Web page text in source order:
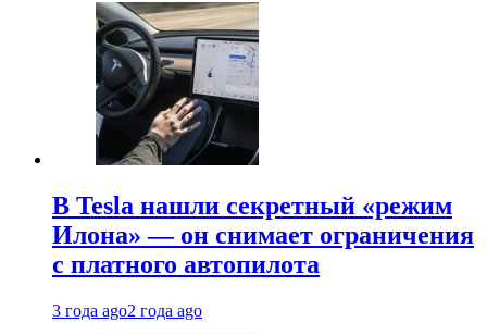
В Tesla нашли секретный «режим
Илона» — он снимает ограничения
с платного автопилота
3 года ago2 года ago